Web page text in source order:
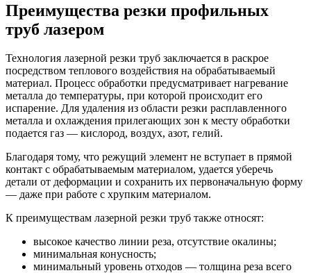
Преимущества резки профильных
труб лазером
Технология лазерной резки труб заключается в раскрое
посредством теплового воздействия на обрабатываемый
материал. Процесс обработки предусматривает нагревание
металла до температуры, при которой происходит его
испарение. Для удаления из области резки расплавленного
металла и охлаждения прилегающих зон к месту обработки
подается газ — кислород, воздух, азот, гелий.
Благодаря тому, что режущий элемент не вступает в прямой
контакт с обрабатываемым материалом, удается уберечь
детали от деформации и сохранить их первоначальную форму
— даже при работе с хрупким материалом.
К преимуществам лазерной резки труб также относят:
высокое качество линии реза, отсутствие окалины;
минимальная конусность;
минимальный уровень отходов — толщина реза всего